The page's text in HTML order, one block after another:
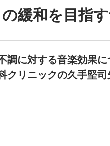
の緩和を目指
調に対する音楽効果
クリニックの久手堅